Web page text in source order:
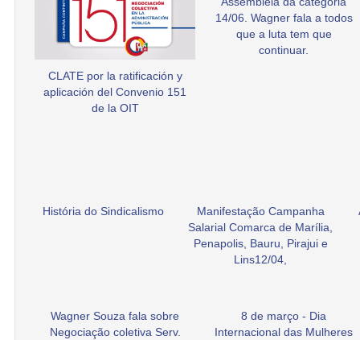
CLATE por la ratificación y
aplicación del Convenio 151
de la OIT
14/06. Wagner fala a todos
que a luta tem que
continuar.
História do Sindicalismo
Manifestação Campanha
Salarial Comarca de Marília,
Penapolis, Bauru, Pirajui e
Lins12/04,
Wagner Souza fala sobre
Negociação coletiva Serv.
8 de março - Dia
Internacional das Mulheres